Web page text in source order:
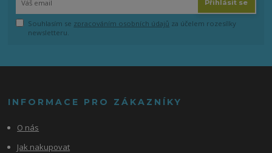
Přihlásit se
Souhlasím se zpracováním osobních údajů za účelem rozesílky
newsletteru.
INFORMACE PRO ZÁKAZNÍKY
O nás
Jak nakupovat